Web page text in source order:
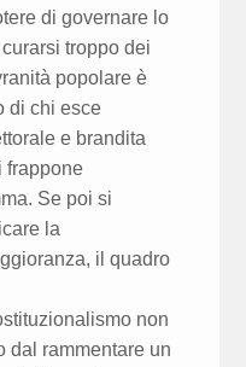
di governare lo
troppo dei
popolare è
di chi esce
e brandita
frappone
Se poi si
la
il quadro
non
dal rammentare un